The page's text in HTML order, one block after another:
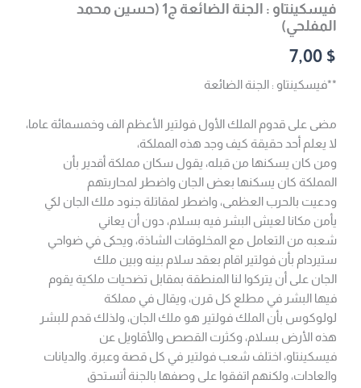
فيسكينتاو : الجنة الضائعة ج1 (حسين محمد
المفلحي)
7,00 $
**فيسكينتاو : الجنة الضائعة
مضى على قدوم الملك الأول فولتير الأعظم الف وخمسمائة عاما،
لا يعلم أحد حقيقة كيف وجد هذه المملكة،
ومن كان يسكنها من قبله، يقول سكان مملكة أقدير بأن
المملكة كان يسكنها بعض الجان واضطر لمحاربتهم
ودعيت بالحرب العظمى، واضطر لمقاتلة جنود ملك الجان لكي
يأمن مكانا لعيش البشر فيه بسلام، دون أن يعاني
شعبه من التعامل مع المخلوقات الشاذة، ويحكى في ضواحي
ستيردام بأن فولتير اقام بعقد سلام بينه وبين ملك
الجان على أن يتركوا لنا المنطقة بمقابل تضحيات ملكية يقوم
فيها البشر في مطلع كل قرن، ويقال في مملكة
لولوكوس بأن الملك فولتير هو ملك الجان، ولذلك قدم للبشر
هذه الأرض بسلام، وكثرت القصص والأقاويل عن
فيسكينتاو، اختلف شعب فولتير في كل قصة وعبرة. والديانات
والعادات، ولكنهم اتفقوا على وصفها بالجنة أتستحق